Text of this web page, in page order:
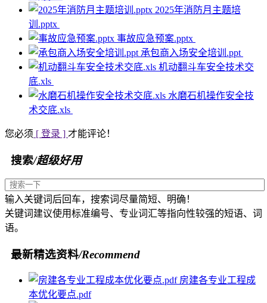
2025年消防月主题培
训.pptx
事故应急预案.pptx
承包商入场安全培训.ppt
机动翻斗车安全技术交
底.xls
水磨石机操作安全技
术交底.xls
您必须 [ 登录 ] 才能评论！
搜索/超级好用
输入关键词后回车，搜索词尽量简短、明确！
关键词建议使用标准编号、专业词汇等指向性较强的短语、词
语。
最新精选资料/Recommend
房建各专业工程成
本优化要点.pdf